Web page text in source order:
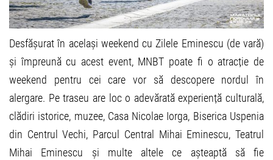
Desfășurat în același weekend cu Zilele Eminescu (de vară)
și împreună cu acest event, MNBT poate fi o atracție de
weekend pentru cei care vor să descopere nordul în
alergare. Pe traseu are loc o adevărată experiență culturală,
clădiri istorice, muzee, Casa Nicolae Iorga, Biserica Uspenia
din Centrul Vechi, Parcul Central Mihai Eminescu, Teatrul
Mihai Eminescu și multe altele ce așteaptă să fie